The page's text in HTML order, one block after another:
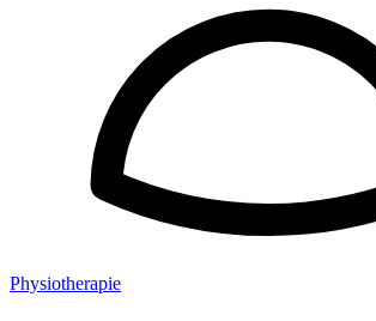
Physiotherapie